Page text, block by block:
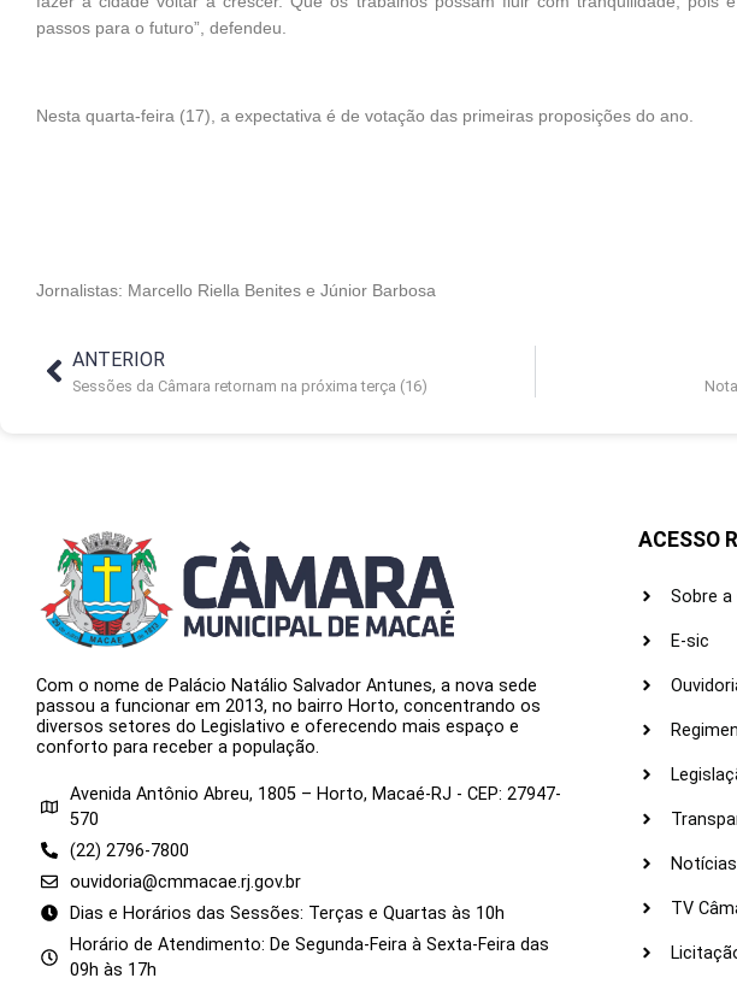
passos para o futuro”, defendeu.
Nesta quarta-feira (17), a expectativa é de votação das primeiras proposições do ano.
Jornalistas: Marcello Riella Benites e Júnior Barbosa
ANTERIOR
Sessões da Câmara retornam na próxima terça (16)
Com o nome de Palácio Natálio Salvador Antunes, a nova sede
passou a funcionar em 2013, no bairro Horto, concentrando os
diversos setores do Legislativo e oferecendo mais espaço e
conforto para receber a população.
Avenida Antônio Abreu, 1805 – Horto, Macaé-RJ - CEP: 27947-
570
(22) 2796-7800
ouvidoria@cmmacae.rj.gov.br
Dias e Horários das Sessões: Terças e Quartas às 10h
Horário de Atendimento: De Segunda-Feira à Sexta-Feira das
09h às 17h
ACESSO
Sobre a
E-sic
Notícias
TV